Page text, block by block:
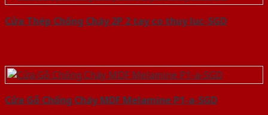
Cửa Thép Chống Cháy 2P 2 tay co thuy luc-SGD
Cửa Gỗ Chống Cháy MDF Melamine P1-a-SGD